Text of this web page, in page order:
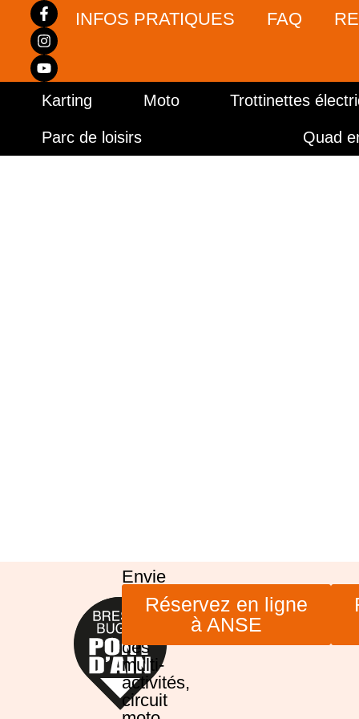
INFOS PRATIQUES FAQ
Karting Moto Trottinettes
Parc de loisirs Quad
Envie
venir
des
multi-
activités,
circuit
Réservez en ligne
à ANSE